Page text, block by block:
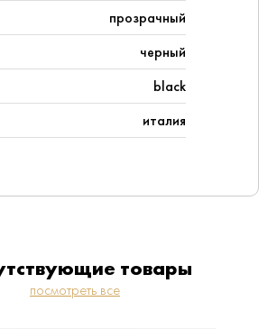
прозрачный
черный
black
италия
товары
посмотреть все